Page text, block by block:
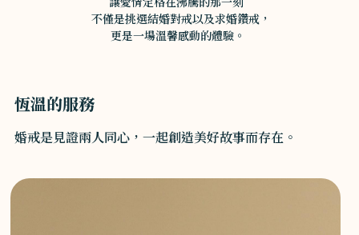
不僅是挑選結婚對戒以及求婚鑽戒，
更是一場溫馨感動的體驗。
恆溫的服務
婚戒是見證兩人同心，一起創造美好故事而存在。